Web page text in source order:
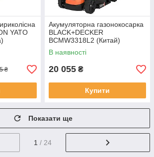
YATO
₴
Акумуляторна газонокосарка
BLACK+DECKER
BCMW3318L2 (Китай)
В наявності
20 055 ₴
Купити
Показати ще
1 / 24